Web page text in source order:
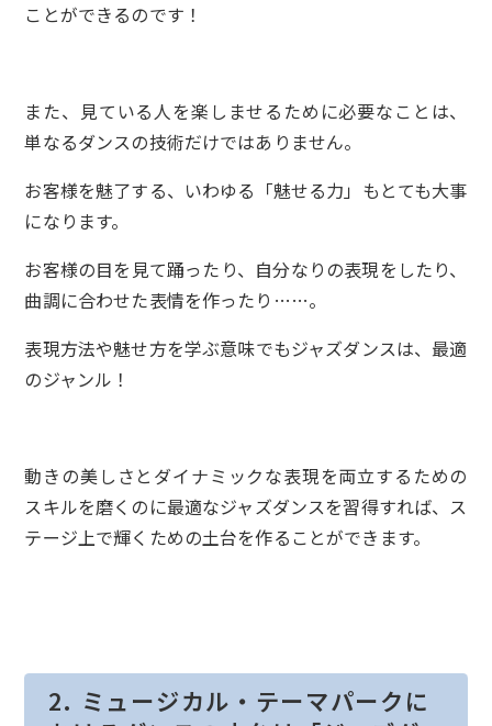
ことができるのです！
また、見ている人を楽しませるために必要なことは、
単なるダンスの技術だけではありません。
お客様を魅了する、いわゆる「魅せる力」もとても大事
になります。
お客様の目を見て踊ったり、自分なりの表現をしたり、
曲調に合わせた表情を作ったり……。
表現方法や魅せ方を学ぶ意味でもジャズダンスは、最適
のジャンル！
動きの美しさとダイナミックな表現を両立するための
スキルを磨くのに最適なジャズダンスを習得すれば、ス
テージ上で輝くための土台を作ることができます。
2. ミュージカル・テーマパークに